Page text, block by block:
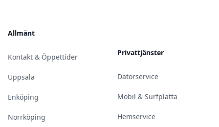
Allmänt
Kontakt & Öppettider
Uppsala
Enköping
Norrköping
Privattjänster
Datorservice
Mobil & Surfplatta
Hemservice